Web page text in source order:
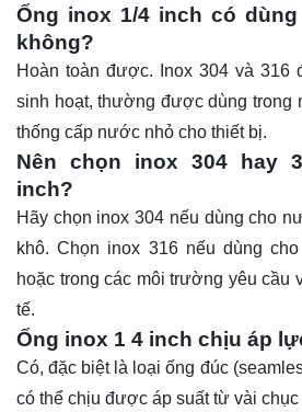
Ống inox 1/4 inch có
không?
Hoàn toàn được. Inox 304 và 316
sinh hoạt, thường được dùng trong
thống cấp nước nhỏ cho thiết bị.
Nên chọn inox 304 hay
inch?
Hãy chọn inox 304 nếu dùng cho
khô. Chọn inox 316 nếu dùng
hoặc trong các môi trường yêu cầu
tế.
Ống inox 1 4 inch chịu áp
Có, đặc biệt là loại ống đúc
có thể chịu được áp suất từ vài chục